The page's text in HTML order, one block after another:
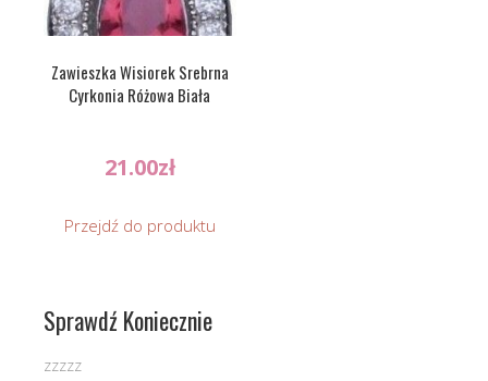
Zawieszka Wisiorek Srebrna
Cyrkonia Różowa Biała
21.00zł
Przejdź do produktu
Sprawdź Koniecznie
zzzzz